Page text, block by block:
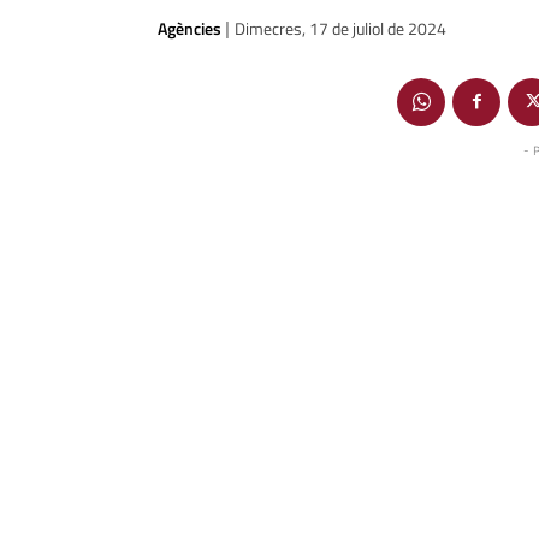
Agències | Dimecres, 17 de juliol de 2024
-